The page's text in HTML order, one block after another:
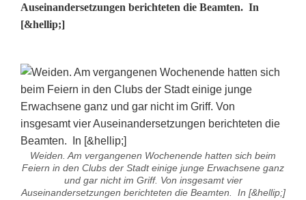
Auseinandersetzungen berichteten die Beamten. In
[&hellip;]
Weiden. Am vergangenen Wochenende hatten sich beim
Feiern in den Clubs der Stadt einige junge Erwachsene ganz
und gar nicht im Griff. Von insgesamt vier
Auseinandersetzungen berichteten die Beamten. In [&hellip;]